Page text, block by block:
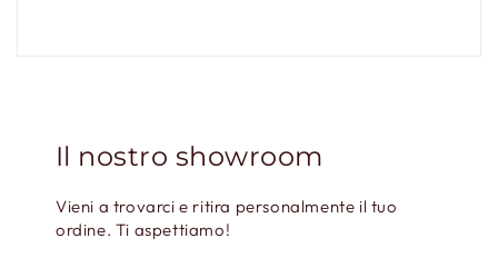
sulla privacye iTermini di serviziodi hCaptcha.
Il nostro showroom
Vieni a trovarci e ritira personalmente il tuo
ordine. Ti aspettiamo!